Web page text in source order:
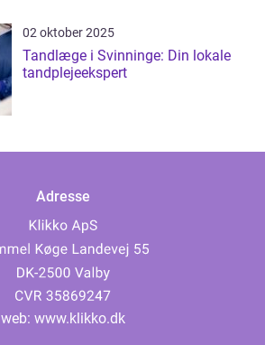
02 oktober 2025
Tandlæge i Svinninge: Din lokale
tandplejeekspert
Adresse
web: www.klikko.dk